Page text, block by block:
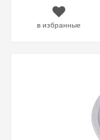
в избранные